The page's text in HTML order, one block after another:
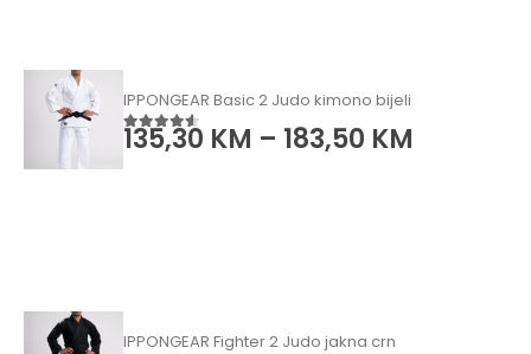
IPPONGEAR Basic 2 Judo kimono bijeli
4.50od 5
135,30 KM – 183,50 KM
IPPONGEAR Fighter 2 Judo jakna crn